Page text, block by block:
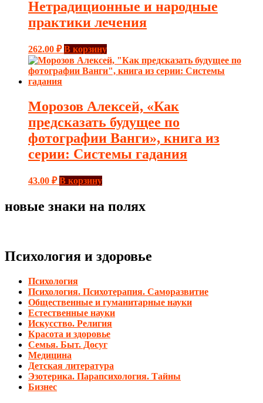
Нетрадиционные и народные
практики лечения
262.00 ₽ В корзину
Морозов Алексей, «Как
предсказать будущее по
фотографии Ванги», книга из
серии: Системы гадания
43.00 ₽ В корзину
новые знаки на полях
Психология и здоровье
Психология
Психология. Психотерапия. Саморазвитие
Общественные и гуманитарные науки
Естественные науки
Искусство. Религия
Красота и здоровье
Семья. Быт. Досуг
Медицина
Детская литература
Эзотерика. Парапсихология. Тайны
Бизнес